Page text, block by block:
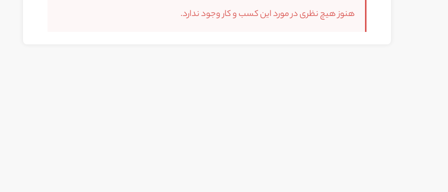
هنوز هیچ نظری در مورد این کسب و کار وجود ندارد.